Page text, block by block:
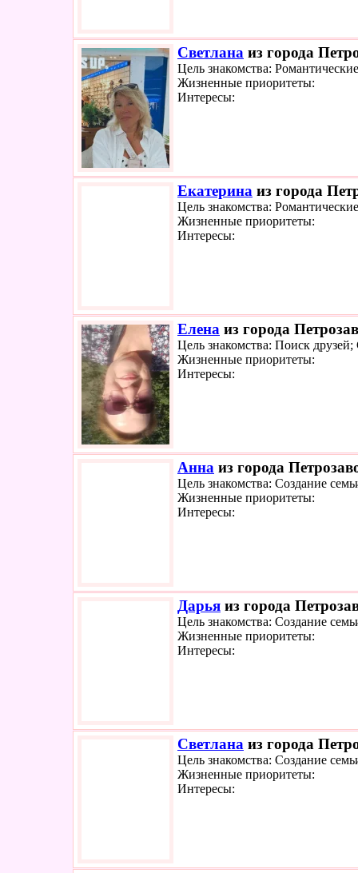
Светлана из города
Цель знакомства:
Жизненные приоритеты:
Интересы:
Екатерина из города
Цель знакомства:
Жизненные приоритеты:
Интересы:
Елена из города
Цель знакомства: Поиск
Жизненные приоритеты:
Интересы:
Анна из города
Цель знакомства: Создание
Жизненные приоритеты:
Интересы:
Дарья из города
Цель знакомства: Создание
Жизненные приоритеты:
Интересы:
Светлана из города
Цель знакомства: Создание
Жизненные приоритеты:
Интересы: